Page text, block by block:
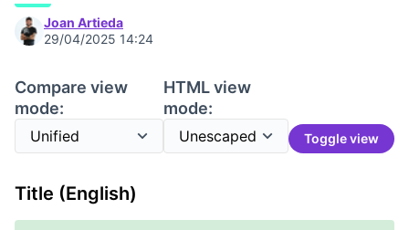
Joan Artieda
29/04/2025 14:24
Compare view
mode:
HTML view
mode:
Toggle view
Title (English)